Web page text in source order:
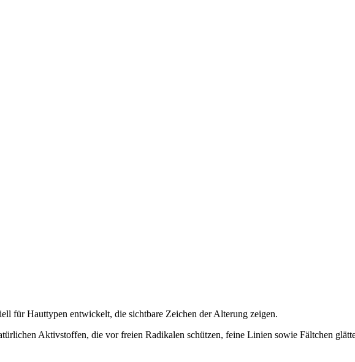
für Hauttypen entwickelt, die sichtbare Zeichen der Alterung zeigen.
Aktivstoffen, die vor freien Radikalen schützen, feine Linien sowie Fältchen